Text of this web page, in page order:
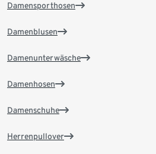
Damensporthosen
Damenblusen
Damenunterwäsche
Damenhosen
Damenschuhe
Herrenpullover